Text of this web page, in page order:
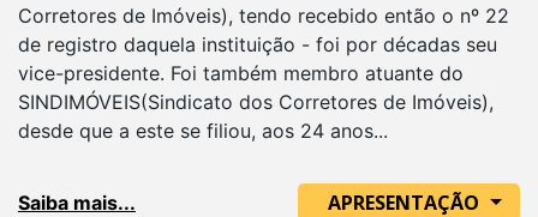
Corretores de Imóveis), tendo recebido então o nº 22
de registro daquela instituição - foi por décadas seu
vice-presidente. Foi também membro atuante do
SINDIMÓVEIS(Sindicato dos Corretores de Imóveis),
desde que a este se filiou, aos 24 anos...
Saiba mais... APRESENTAÇÃO